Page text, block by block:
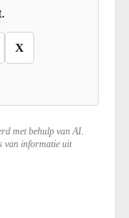
X
met behulp van AI.
van informatie uit